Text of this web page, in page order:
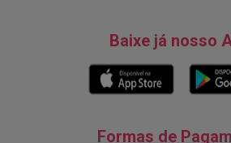
Baixe já nosso
Formas de